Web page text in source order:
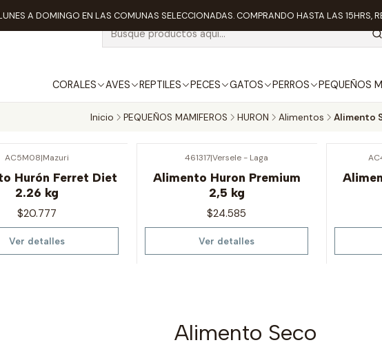
CORALES AVES REPTILES PECES GATOS PERROS PEQUEÑOS
A DOMINGO EN LAS COMUNAS SELECCIONADAS. COMPRANDO HASTA LAS 15HRS,
Inicio PEQUEÑOS MAMIFEROS HURON Alimentos Alimento
AC5M08|Mazuri
Hurón Ferret Diet
2.26 kg
$20.777
Ver detalles
461317|Versele - Laga
Alimento Huron Premium
2,5 kg
$24.585
Ver detalles
Alimento Seco